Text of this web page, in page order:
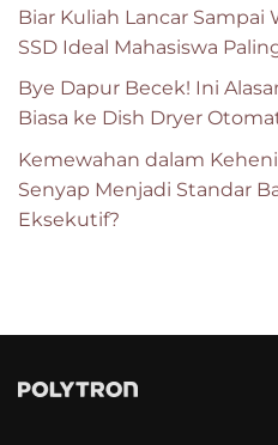
Biar Kuliah Lancar Sampai
SSD Ideal Mahasiswa
Bye Dapur Becek! Ini
Biasa ke Dish Dryer
Kemewahan dalam
Senyap Menjadi Standar
Eksekutif?